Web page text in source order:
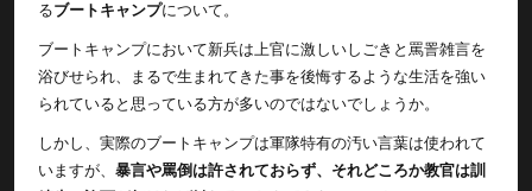
るブートキャンプについて。
ブートキャンプにおいて新兵は上官に激しいしごきと罵詈雑言を
浴びせられ、まるで生まれてきた事を後悔するような生活を強い
られていると思っている方が多いのではないでしょうか。
しかし、実際のブートキャンプは軍隊特有の汚い言葉は使われて
いますが、 暴言や罵倒は許されておらず、それどころか教官は訓